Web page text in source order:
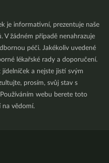
je informativní, prezentuje naše
V žádném případě nenahrazuje
péči. Jakékoliv uvedené
lékařské rady a doporučení.
a nejste jistí svým
prosím, svůj stav s
webu berete toto
na vědomí.